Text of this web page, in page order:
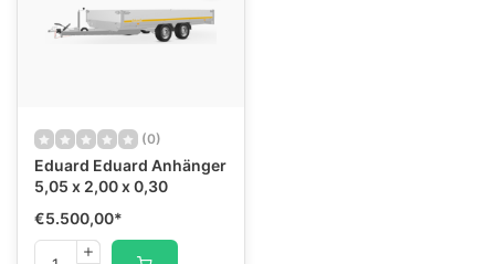
(0)
Eduard Eduard Anhänger
5,05 x 2,00 x 0,30
€5.500,00*